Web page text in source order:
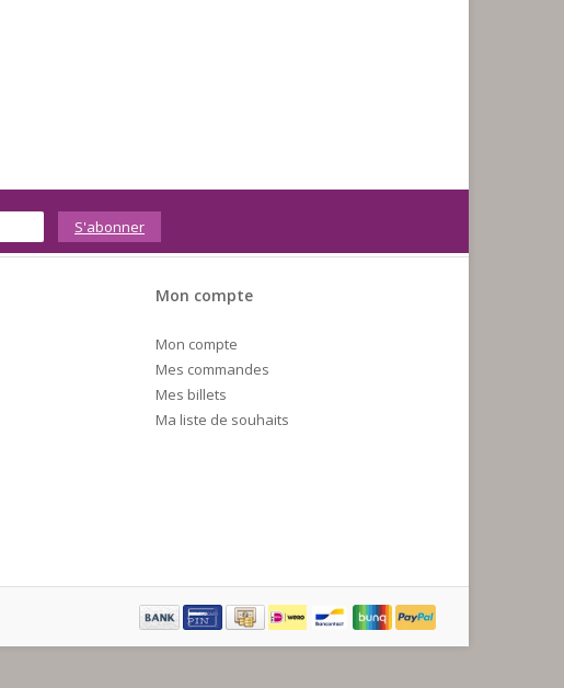
S'abonner
Mon compte
Mon compte
Mes commandes
Mes billets
Ma liste de souhaits